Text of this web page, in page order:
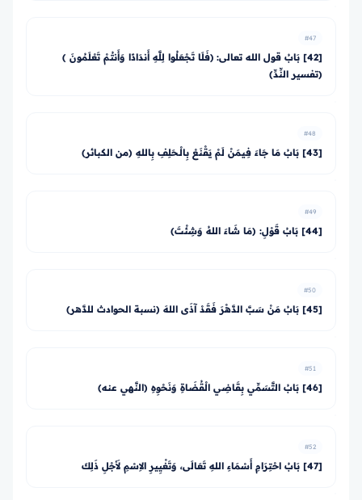
#47
[42] بَابُ قول الله تعالى: ﴿فَلَا تَجْعَلُوا لِلَّهِ أَندَادًا وَأَنتُمْ تَعْلَمُونَ ﴾
(تفسير النِّدِّ)
#48
[43] بَابُ مَا جَاءَ فِيمَنْ لَمْ يَقْنَعْ بِالْـحَلِفِ بِاللهِ (من الكبائر)
#49
[44] بَابُ قَوْلِ: (مَا شَاءَ اللهُ وَشِئْتَ)
#50
[45] بَابُ مَنْ سَبَّ الدَّهْرَ فَقَدْ آذَى اللهَ (نسبة الحوادث للدَّهر)
#51
[46] بَابُ التَّسَمِّي بِقَاضِي الْقُضَاةِ وَنَحْوِهِ (النَّهي عنه)
#52
[47] بَابُ احْتِرَامِ أَسْمَاءِ اللهِ تَعَالَى، وَتَغْيِيرِ الاِسْمِ لأَجْلِ ذَلِكَ